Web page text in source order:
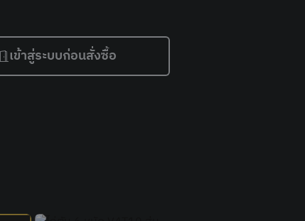
เข้าสู่ระบบก่อนสั่งซื้อ